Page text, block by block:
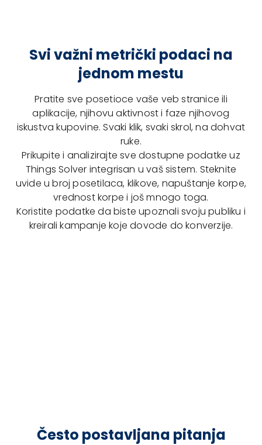
Svi važni metrički podaci na
jednom mestu
Pratite sve posetioce vaše veb stranice ili
aplikacije, njihovu aktivnost i faze njihovog
iskustva kupovine. Svaki klik, svaki skrol, na dohvat
ruke.
Prikupite i analizirajte sve dostupne podatke uz
Things Solver integrisan u vaš sistem. Steknite
uvide u broj posetilaca, klikove, napuštanje korpe,
vrednost korpe i još mnogo toga.
Koristite podatke da biste upoznali svoju publiku i
kreirali kampanje koje dovode do konverzije.
Često postavljana pitanja